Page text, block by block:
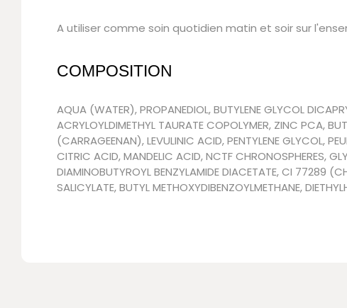
A utiliser comme soin quotidien matin et soir sur
COMPOSITION
AQUA (WATER), PROPANEDIOL, BUTYLENE GLYCOL
ACRYLOYLDIMETHYL TAURATE COPOLYMER, ZINC PCA,
(CARRAGEENAN), LEVULINIC ACID, PENTYLENE GLYCOL,
CITRIC ACID, MANDELIC ACID, NCTF CHRONOSPHERES,
DIAMINOBUTYROYL BENZYLAMIDE DIACETATE, CI 77289
SALICYLATE, BUTYL METHOXYDIBENZOYLMETHANE,